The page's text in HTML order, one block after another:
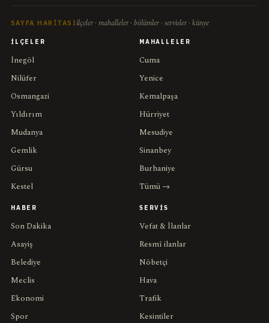
SAYFA HARITASI ilçeler · mahalleler · bölümler · servisler · künye
İLÇELER
İnegöl
Nilüfer
Osmangazi
Yıldırım
Mudanya
Gemlik
Gürsu
Kestel
MAHALLELER
Cuma
Yenice
Kemalpaşa
Hürriyet
Mesudiye
Sinanbey
Burhaniye
Tümü →
HABER
Son Dakika
Asayiş
Belediye
Meclis
Ekonomi
Spor
SERVIS
Vefat & İlanlar
Resmî ilanlar
Nöbetçi
Hava
Trafik
Kesintiler